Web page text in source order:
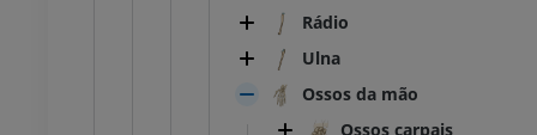
Rádio
Ulna
Ossos da mão
Ossos carpais